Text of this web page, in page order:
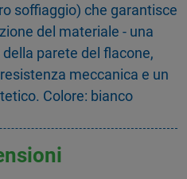
soffiaggio) che garantisce
del materiale - una
parete del flacone,
meccanica e un
Colore: bianco